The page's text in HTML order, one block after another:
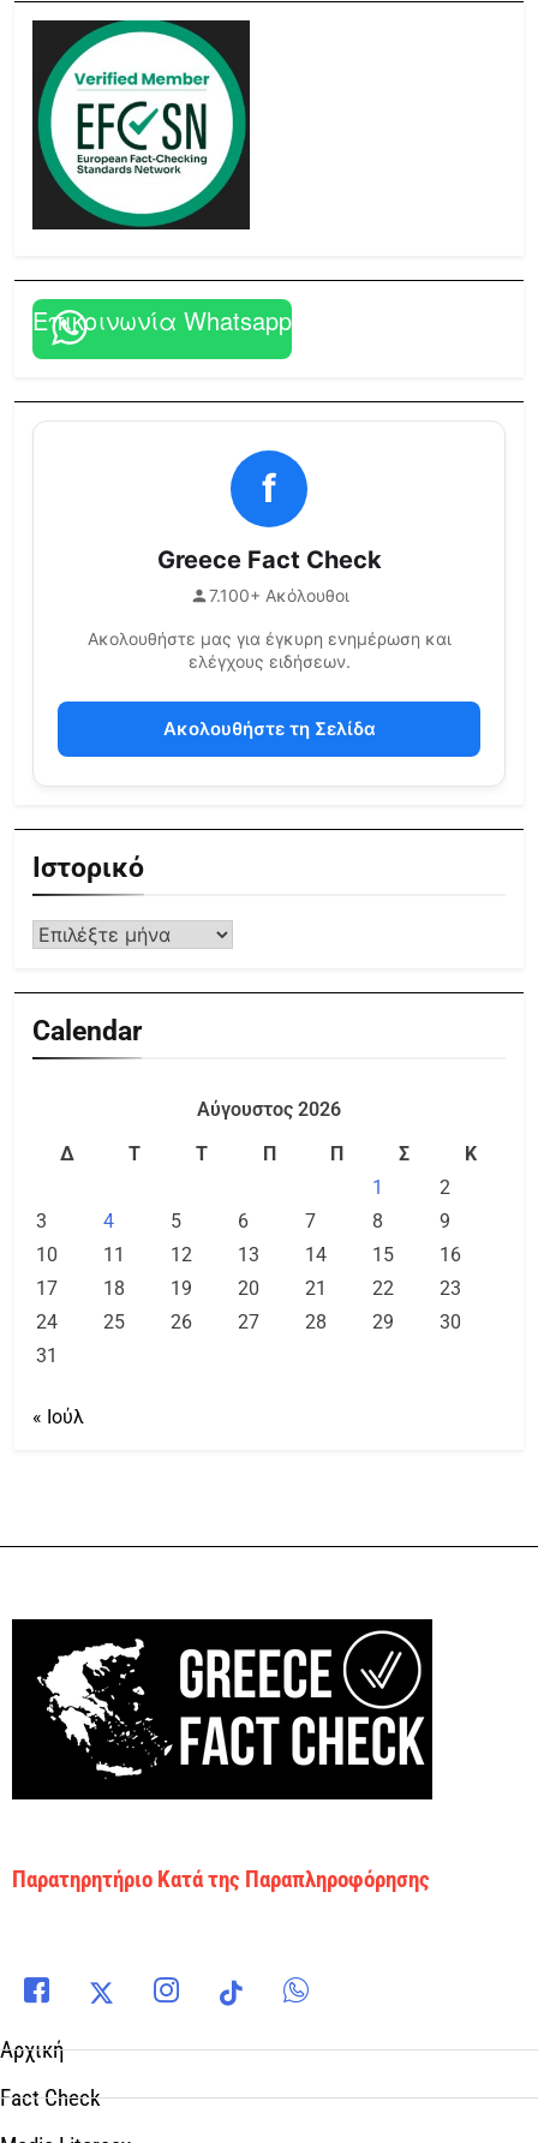
Επικοινωνία Whatsapp
f
Greece Fact Check
7.100+ Ακόλουθοι
Ακολουθήστε μας για έγκυρη ενημέρωση και
ελέγχους ειδήσεων.
Ακολουθήστε τη Σελίδα
Ιστορικό
Calendar
Αύγουστος 2026
Δ
Τ Τ Π Π Σ
Κ
1
2
3
4 5 6 7 8
9
10
11 12 13 14 15
16
17
18 19 20 21 22
23
24
25 26 27 28 29
30
31
« Ιούλ
Παρατηρητήριο Κατά της Παραπληροφόρησης
Αρχική
Fact Check